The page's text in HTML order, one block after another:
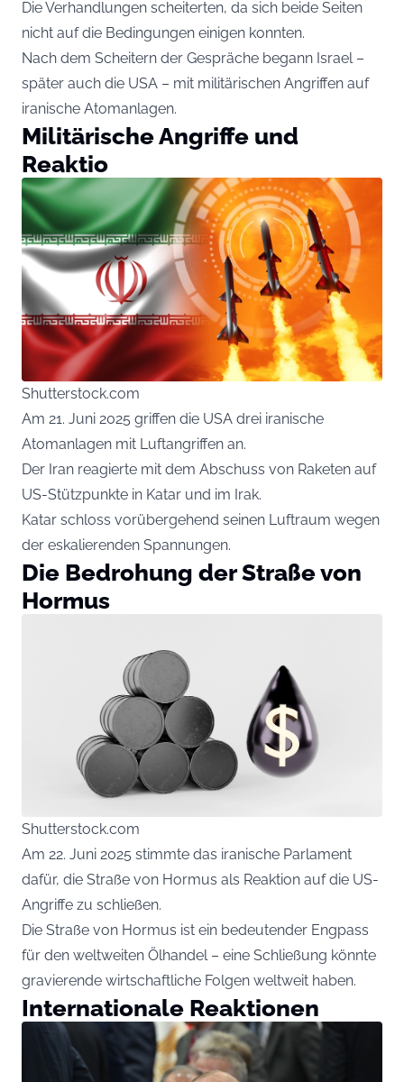
Die Verhandlungen scheiterten, da sich beide Seiten
nicht auf die Bedingungen einigen konnten.
Nach dem Scheitern der Gespräche begann Israel –
später auch die USA – mit militärischen Angriffen auf
iranische Atomanlagen.
Militärische Angriffe und
Reaktio
Shutterstock.com
Am 21. Juni 2025 griffen die USA drei iranische
Atomanlagen mit Luftangriffen an.
Der Iran reagierte mit dem Abschuss von Raketen auf
US-Stützpunkte in Katar und im Irak.
Katar schloss vorübergehend seinen Luftraum wegen
der eskalierenden Spannungen.
Die Bedrohung der Straße von
Hormus
Shutterstock.com
Am 22. Juni 2025 stimmte das iranische Parlament
dafür, die Straße von Hormus als Reaktion auf die US-
Angriffe zu schließen.
Die Straße von Hormus ist ein bedeutender Engpass
für den weltweiten Ölhandel – eine Schließung könnte
gravierende wirtschaftliche Folgen weltweit haben.
Internationale Reaktionen